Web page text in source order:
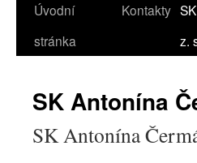
Úvodní
stránka
Kontakty
z.
SK Antonína
SK Antonína